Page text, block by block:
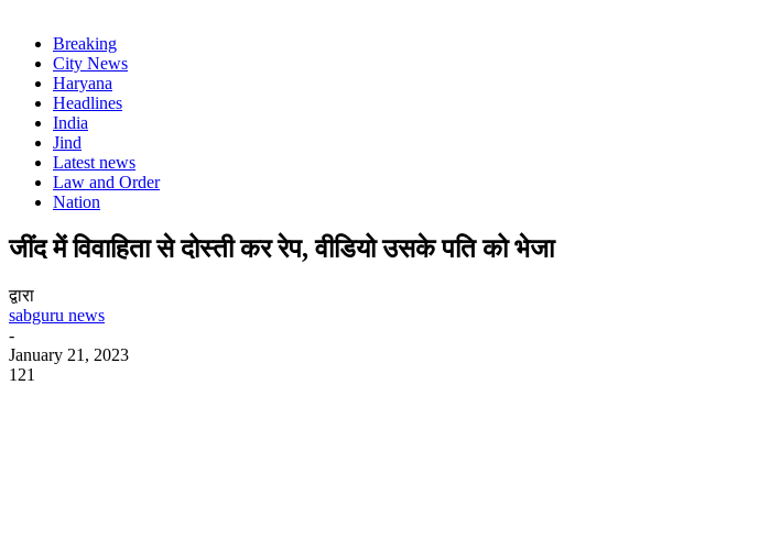
Breaking
City News
Haryana
Headlines
India
Jind
Latest news
Law and Order
Nation
जींद में विवाहिता से दोस्ती कर रेप, वीडियो उसके पति को भेजा
द्वारा
sabguru news
-
January 21, 2023
121